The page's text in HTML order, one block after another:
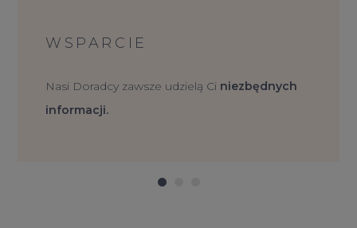
WSPARCIE
Nasi Doradcy zawsze udzielą Ci niezbędnych
informacji.